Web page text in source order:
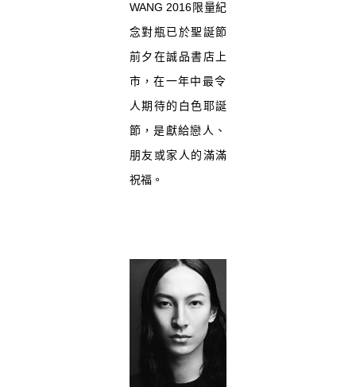
WANG 2016限量紀
念對瓶已於聖誕節
前夕在誠品書店上
市，在一年中最令
人期待的白色耶誕
節，是獻給戀人、
朋友或家人的滿滿
祝福。